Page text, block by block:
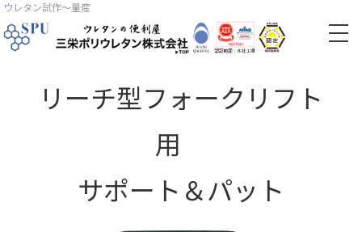
ウレタン試作～量産
リーチ型フォークリフト
用
サポート＆パット